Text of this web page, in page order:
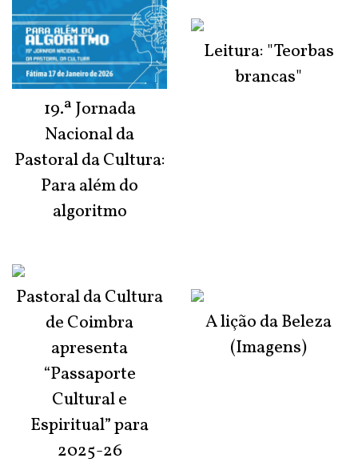
19.ª Jornada
Nacional da
Pastoral da Cultura:
Para além do
algoritmo
Pastoral da Cultura
de Coimbra
apresenta
“Passaporte
Cultural e
Espiritual” para
2025-26
Leitura: "Teorbas
brancas"
A lição da Beleza
(Imagens)